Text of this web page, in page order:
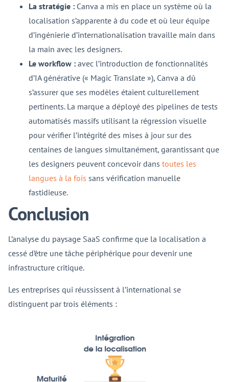
La stratégie : Canva a mis en place un système où la
localisation s’apparente à du code et où leur équipe
d’ingénierie d’internationalisation travaille main dans
la main avec les designers.
Le workflow : avec l’introduction de fonctionnalités
d’IA générative (« Magic Translate »), Canva a dû
s’assurer que ses modèles étaient culturellement
pertinents. La marque a déployé des pipelines de tests
automatisés massifs utilisant la régression visuelle
pour vérifier l’intégrité des mises à jour sur des
centaines de langues simultanément, garantissant que
les designers peuvent concevoir dans toutes les
langues à la fois sans vérification manuelle
fastidieuse.
Conclusion
L’analyse du paysage SaaS confirme que la localisation a
cessé d’être une tâche périphérique pour devenir une
infrastructure critique.
Les entreprises qui réussissent à l’international se
distinguent par trois éléments :